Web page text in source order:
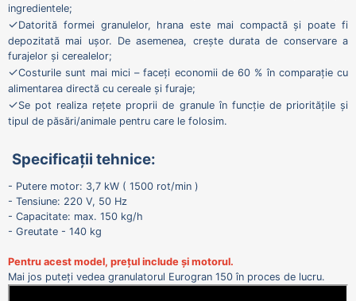
ingredientele;
✓Datorită formei granulelor, hrana este mai compactă și poate fi
depozitată mai ușor. De asemenea, crește durata de conservare a
furajelor și cerealelor;
✓Costurile sunt mai mici – faceți economii de 60 % în comparație cu
alimentarea directă cu cereale și furaje;
✓Se pot realiza rețete proprii de granule în funcție de prioritățile și
tipul de păsări/animale pentru care le folosim.
Specificații tehnice:
- Putere motor: 3,7 kW ( 1500 rot/min )
- Tensiune: 220 V, 50 Hz
- Capacitate: max. 150 kg/h
- Greutate - 140 kg
Pentru acest model, prețul include și motorul.
Mai jos puteți vedea granulatorul Eurogran 150 în proces de lucru.